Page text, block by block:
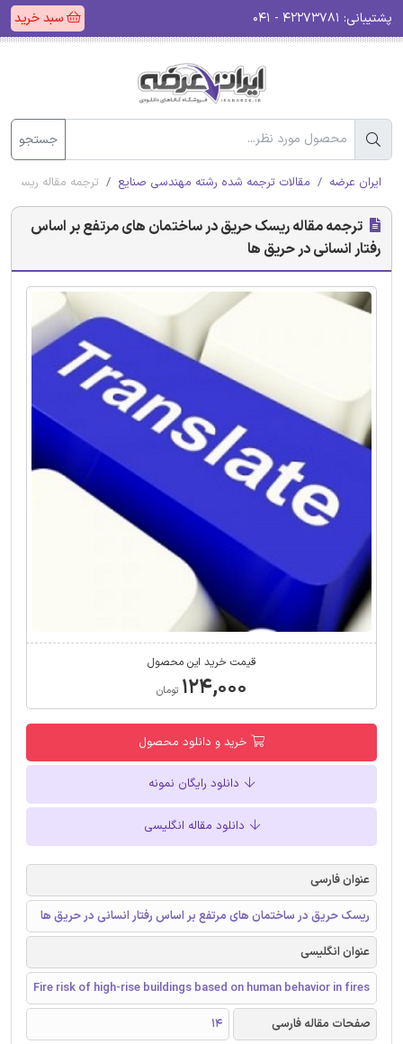
پشتیبانی: سبد خرید
جستجو
ایران عرضه مقالات ترجمه شده رشته مهندسی صنایع ترجمه مقاله ریسک
ترجمه مقاله ریسک حریق در ساختمان های مرتفع بر اساس
رفتار انسانی در حریق ها
قیمت خرید این محصول
۱۲۴,۰۰۰ تومان
خرید و دانلود محصول
دانلود رایگان نمونه
دانلود مقاله انگلیسی
عنوان فارسی
ریسک حریق در ساختمان های مرتفع بر اساس رفتار انسانی در حریق ها
عنوان انگلیسی
Fire risk of high-rise buildings based on human behavior in fires
صفحات مقاله فارسی
14